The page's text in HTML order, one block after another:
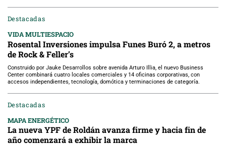
Destacadas
VIDA MULTIESPACIO
Rosental Inversiones impulsa Funes Buró 2, a metros
de Rock & Feller’s
Construido por Jauke Desarrollos sobre avenida Arturo Illia, el nuevo Business
Center combinará cuatro locales comerciales y 14 oficinas corporativas, con
accesos independientes, tecnología, domótica y terminaciones de categoría.
Destacadas
MAPA ENERGÉTICO
La nueva YPF de Roldán avanza firme y hacia fin de
año comenzará a exhibir la marca